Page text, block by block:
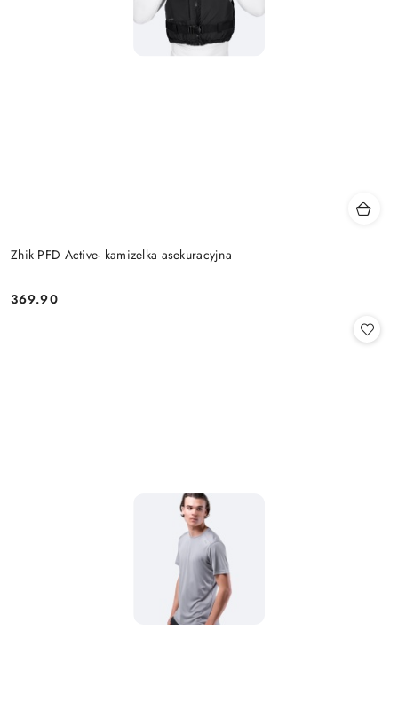
Zhik PFD Active- kamizelka asekuracyjna
Cena:
369.90